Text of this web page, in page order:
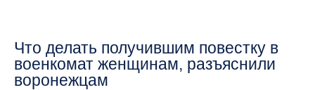
Что делать получившим повестку в
военкомат женщинам, разъяснили
воронежцам